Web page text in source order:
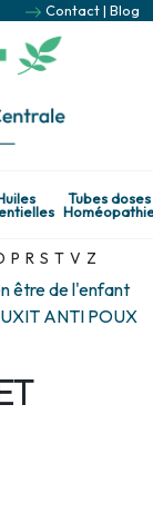
Contact| Blog
Tubes doses
P R S T V Z
être de l'enfant
ANTI POUX